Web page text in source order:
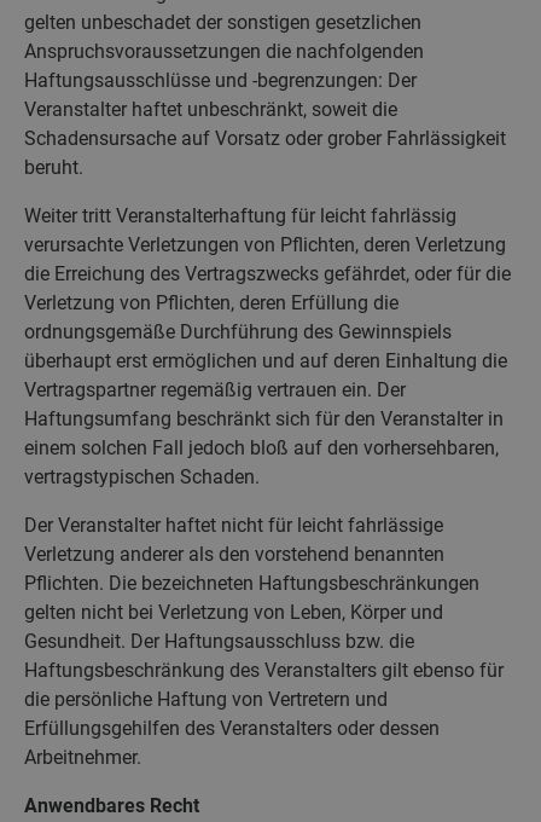
gelten unbeschadet der sonstigen gesetzlichen
Anspruchsvoraussetzungen die nachfolgenden
Haftungsausschlüsse und -begrenzungen: Der
Veranstalter haftet unbeschränkt, soweit die
Schadensursache auf Vorsatz oder grober Fahrlässigkeit
beruht.
Weiter tritt Veranstalterhaftung für leicht fahrlässig
verursachte Verletzungen von Pflichten, deren Verletzung
die Erreichung des Vertragszwecks gefährdet, oder für die
Verletzung von Pflichten, deren Erfüllung die
ordnungsgemäße Durchführung des Gewinnspiels
überhaupt erst ermöglichen und auf deren Einhaltung die
Vertragspartner regemäßig vertrauen ein. Der
Haftungsumfang beschränkt sich für den Veranstalter in
einem solchen Fall jedoch bloß auf den vorhersehbaren,
vertragstypischen Schaden.
Der Veranstalter haftet nicht für leicht fahrlässige
Verletzung anderer als den vorstehend benannten
Pflichten. Die bezeichneten Haftungsbeschränkungen
gelten nicht bei Verletzung von Leben, Körper und
Gesundheit. Der Haftungsausschluss bzw. die
Haftungsbeschränkung des Veranstalters gilt ebenso für
die persönliche Haftung von Vertretern und
Erfüllungsgehilfen des Veranstalters oder dessen
Arbeitnehmer.
Anwendbares Recht